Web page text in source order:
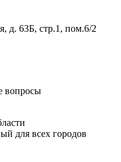
д. 63Б, стр.1, пом.6/2
вопросы
для всех городов